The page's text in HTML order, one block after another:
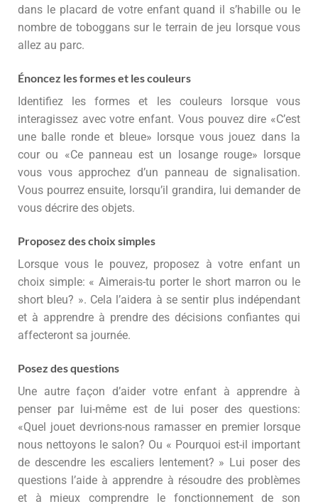
dans le placard de votre enfant quand il s’habille ou le
nombre de toboggans sur le terrain de jeu lorsque vous
allez au parc.
Énoncez les formes et les couleurs
Identifiez les formes et les couleurs lorsque vous
interagissez avec votre enfant. Vous pouvez dire «C’est
une balle ronde et bleue» lorsque vous jouez dans la
cour ou «Ce panneau est un losange rouge» lorsque
vous vous approchez d’un panneau de signalisation.
Vous pourrez ensuite, lorsqu’il grandira, lui demander de
vous décrire des objets.
Proposez des choix simples
Lorsque vous le pouvez, proposez à votre enfant un
choix simple: « Aimerais-tu porter le short marron ou le
short bleu? ». Cela l’aidera à se sentir plus indépendant
et à apprendre à prendre des décisions confiantes qui
affecteront sa journée.
Posez des questions
Une autre façon d’aider votre enfant à apprendre à
penser par lui-même est de lui poser des questions:
«Quel jouet devrions-nous ramasser en premier lorsque
nous nettoyons le salon? Ou « Pourquoi est-il important
de descendre les escaliers lentement? » Lui poser des
questions l’aide à apprendre à résoudre des problèmes
et à mieux comprendre le fonctionnement de son